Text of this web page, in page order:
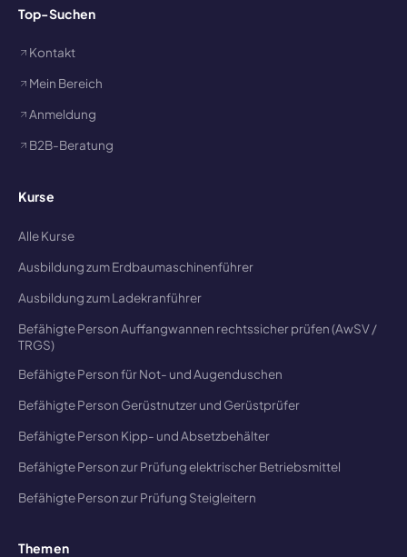
Top-Suchen
Kontakt
Mein Bereich
Anmeldung
B2B-Beratung
Kurse
Alle Kurse
Ausbildung zum Erdbaumaschinenführer
Ausbildung zum Ladekranführer
Befähigte Person Auffangwannen rechtssicher prüfen (AwSV /
TRGS)
Befähigte Person für Not- und Augenduschen
Befähigte Person Gerüstnutzer und Gerüstprüfer
Befähigte Person Kipp- und Absetzbehälter
Befähigte Person zur Prüfung elektrischer Betriebsmittel
Befähigte Person zur Prüfung Steigleitern
Themen